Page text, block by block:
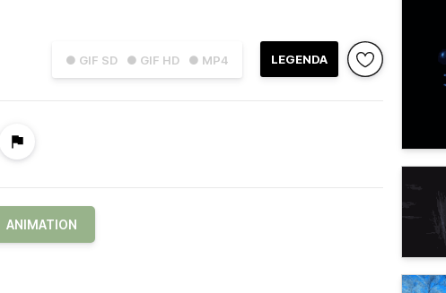
● GIF SD ● GIF HD ● MP4 LEGENDA
ANIMATION